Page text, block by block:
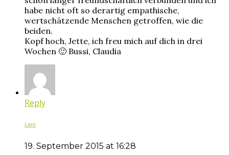
habe nicht oft so derartig empathische,
wertschätzende Menschen getroffen, wie die
beiden.
Kopf hoch, Jette, ich freu mich auf dich in drei
Wochen 🙂 Bussi, Claudia
Reply
Lani
19. September 2015 at 16:28